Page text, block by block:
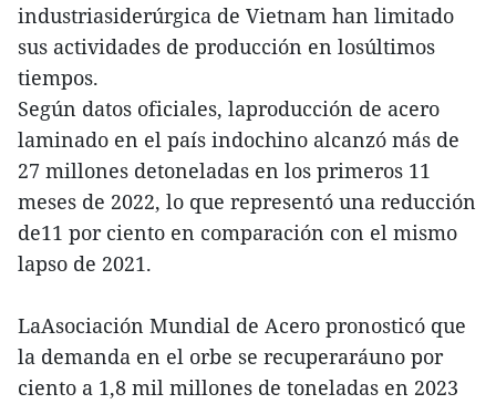
industriasiderúrgica de Vietnam han limitado
sus actividades de producción en losúltimos
tiempos.
Según datos oficiales, laproducción de acero
laminado en el país indochino alcanzó más de
27 millones detoneladas en los primeros 11
meses de 2022, lo que representó una reducción
de11 por ciento en comparación con el mismo
lapso de 2021.
LaAsociación Mundial de Acero pronosticó que
la demanda en el orbe se recuperaráuno por
ciento a 1,8 mil millones de toneladas en 2023